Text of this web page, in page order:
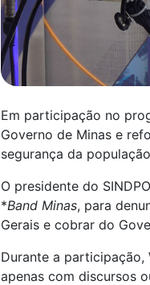
Em participação no
Governo de Minas e
segurança da população
O presidente do
*Band Minas, para
Gerais e cobrar do
Durante a participação,
apenas com discursos